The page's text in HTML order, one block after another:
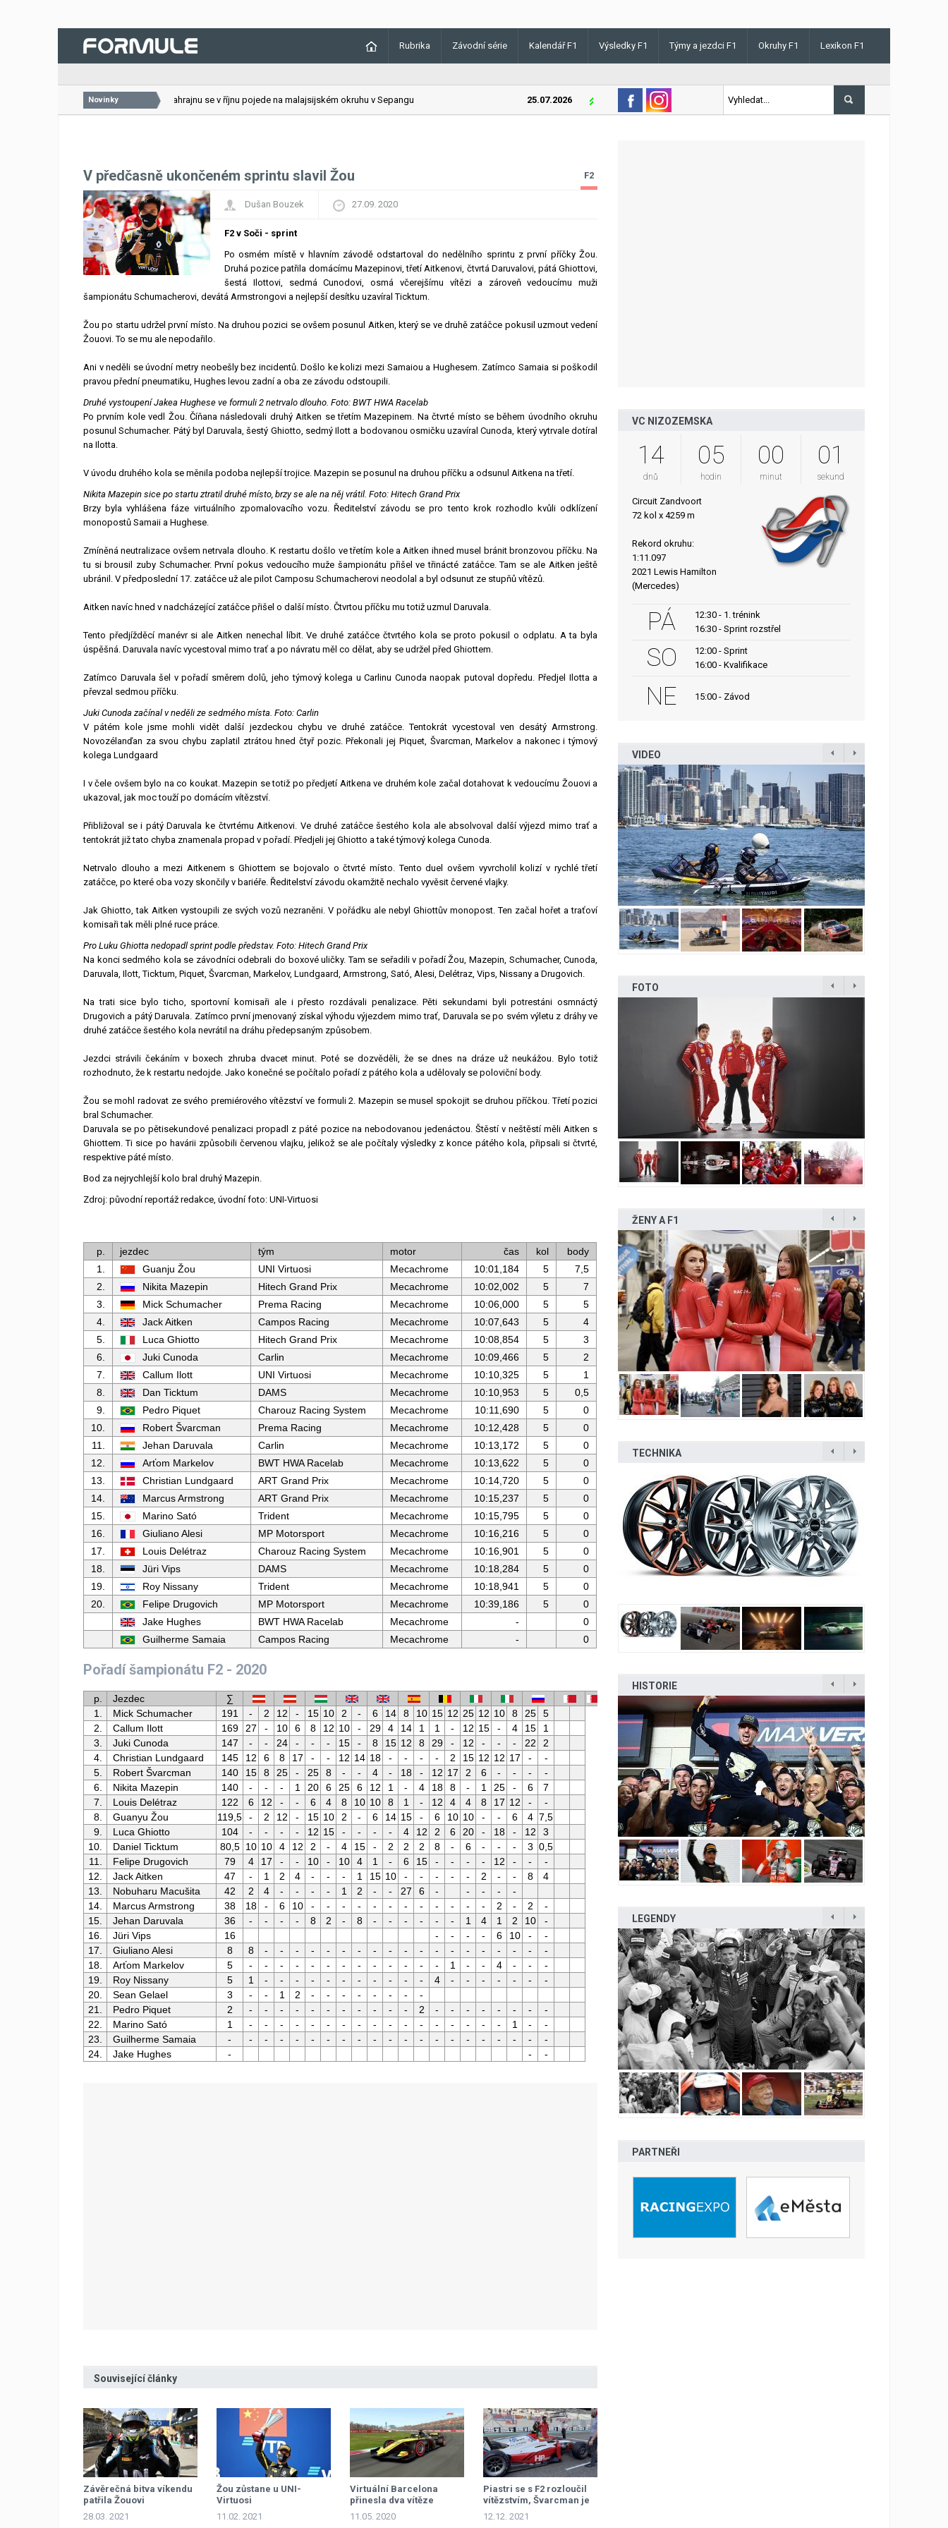
Rubrika Závodní série Kalendář F1 Výsledky F1 Týmy a jezdci F1 Okruhy F1 Lexikon F1
Novinky
26.07.2026 VC Bahrajnu se v říjnu pojede na malajsijském okruhu v Sepangu 25.07.2026 Lando Norris v Maďarsku letos poprvé vyhrál kvalifikaci
V předčasně ukončeném sprintu slavil Žou F2
Dušan Bouzek 27.09. 2020
F2 v Soči - sprint
Po osmém místě v hlavním závodě odstartoval do nedělního sprintu z první příčky Žou.
Druhá pozice patřila domácímu Mazepinovi, třetí Aitkenovi, čtvrtá Daruvalovi, pátá Ghiottovi,
šestá Ilottovi, sedmá Cunodovi, osmá včerejšímu vítězi a zároveň vedoucímu muži
šampionátu Schumacherovi, devátá Armstrongovi a nejlepší desítku uzavíral Ticktum.
Žou po startu udržel první místo. Na druhou pozici se ovšem posunul Aitken, který se ve druhě zatáčce pokusil uzmout vedení
Žouovi. To se mu ale nepodařilo.
Ani v neděli se úvodní metry neobešly bez incidentů. Došlo ke kolizi mezi Samaiou a Hughesem. Zatímco Samaia si poškodil
pravou přední pneumatiku, Hughes levou zadní a oba ze závodu odstoupili.
Druhé vystoupení Jakea Hughese ve formuli 2 netrvalo dlouho. Foto: BWT HWA Racelab
Po prvním kole vedl Žou. Číňana následovali druhý Aitken se třetím Mazepinem. Na čtvrté místo se během úvodního okruhu
posunul Schumacher. Pátý byl Daruvala, šestý Ghiotto, sedmý Ilott a bodovanou osmičku uzavíral Cunoda, který vytrvale dotíral
na Ilotta.
V úvodu druhého kola se měnila podoba nejlepší trojice. Mazepin se posunul na druhou příčku a odsunul Aitkena na třetí.
Nikita Mazepin sice po startu ztratil druhé místo, brzy se ale na něj vrátil. Foto: Hitech Grand Prix
Brzy byla vyhlášena fáze virtuálního zpomalovacího vozu. Ředitelství závodu se pro tento krok rozhodlo kvůli odklízení
monopostů Samaii a Hughese.
Zmíněná neutralizace ovšem netrvala dlouho. K restartu došlo ve třetím kole a Aitken ihned musel bránit bronzovou příčku. Na
tu si brousil zuby Schumacher. První pokus vedoucího muže šampionátu přišel ve třinácté zatáčce. Tam se ale Aitken ještě
ubránil. V předposlední 17. zatáčce už ale pilot Camposu Schumacherovi neodolal a byl odsunut ze stupňů vítězů.
Aitken navíc hned v nadcházející zatáčce přišel o další místo. Čtvrtou příčku mu totiž uzmul Daruvala.
Tento předjížděcí manévr si ale Aitken nenechal líbit. Ve druhé zatáčce čtvrtého kola se proto pokusil o odplatu. A ta byla
úspěšná. Daruvala navíc vycestoval mimo trať a po návratu měl co dělat, aby se udržel před Ghiottem.
Zatímco Daruvala šel v pořadí směrem dolů, jeho týmový kolega u Carlinu Cunoda naopak putoval dopředu. Předjel Ilotta a
převzal sedmou příčku.
Juki Cunoda začínal v neděli ze sedmého místa. Foto: Carlin
V pátém kole jsme mohli vidět další jezdeckou chybu ve druhé zatáčce. Tentokrát vycestoval ven desátý Armstrong.
Novozélanďan za svou chybu zaplatil ztrátou hned čtyř pozic. Překonali jej Piquet, Švarcman, Markelov a nakonec i týmový
kolega Lundgaard
I v čele ovšem bylo na co koukat. Mazepin se totiž po předjetí Aitkena ve druhém kole začal dotahovat k vedoucímu Žouovi a
ukazoval, jak moc touží po domácím vítězství.
Přibližoval se i pátý Daruvala ke čtvrtému Aitkenovi. Ve druhé zatáčce šestého kola ale absolvoval další výjezd mimo trať a
tentokrát již tato chyba znamenala propad v pořadí. Předjeli jej Ghiotto a také týmový kolega Cunoda.
Netrvalo dlouho a mezi Aitkenem s Ghiottem se bojovalo o čtvrté místo. Tento duel ovšem vyvrcholil kolizí v rychlé třetí
zatáčce, po které oba vozy skončily v bariéře. Ředitelství závodu okamžitě nechalo vyvěsit červené vlajky.
Jak Ghiotto, tak Aitken vystoupili ze svých vozů nezraněni. V pořádku ale nebyl Ghiottův monopost. Ten začal hořet a traťoví
komisaři tak měli plné ruce práce.
Pro Luku Ghiotta nedopadl sprint podle představ. Foto: Hitech Grand Prix
Na konci sedmého kola se závodníci odebrali do boxové uličky. Tam se seřadili v pořadí Žou, Mazepin, Schumacher, Cunoda,
Daruvala, Ilott, Ticktum, Piquet, Švarcman, Markelov, Lundgaard, Armstrong, Sató, Alesi, Delétraz, Vips, Nissany a Drugovich.
Na trati sice bylo ticho, sportovní komisaři ale i přesto rozdávali penalizace. Pěti sekundami byli potrestáni osmnáctý
Drugovich a pátý Daruvala. Zatímco první jmenovaný získal výhodu výjezdem mimo trať, Daruvala se po svém výletu z dráhy ve
druhé zatáčce šestého kola nevrátil na dráhu předepsaným způsobem.
Jezdci strávili čekáním v boxech zhruba dvacet minut. Poté se dozvěděli, že se dnes na dráze už neukážou. Bylo totiž
rozhodnuto, že k restartu nedojde. Jako konečné se počítalo pořadí z pátého kola a udělovaly se poloviční body.
Žou se mohl radovat ze svého premiérového vítězství ve formuli 2. Mazepin se musel spokojit se druhou příčkou. Třetí pozici
bral Schumacher.
Daruvala se po pětisekundové penalizaci propadl z páté pozice na nebodovanou jedenáctou. Štěstí v neštěstí měli Aitken s
Ghiottem. Ti sice po havárii způsobili červenou vlajku, jelikož se ale počítaly výsledky z konce pátého kola, připsali si čtvrté,
respektive páté místo.
Bod za nejrychlejší kolo bral druhý Mazepin.
Zdroj: původní reportáž redakce, úvodní foto: UNI-Virtuosi
p. jezdec tým motor čas kol
body
1.
Guanju Žou UNI Virtuosi Mecachrome 10:01,184 5
7,5
2.
Nikita Mazepin Hitech Grand Prix Mecachrome 10:02,002 5
7
3.
Mick Schumacher Prema Racing Mecachrome 10:06,000 5
5
4.
Jack Aitken Campos Racing Mecachrome 10:07,643 5
4
5.
Luca Ghiotto Hitech Grand Prix Mecachrome 10:08,854 5
3
6.
Juki Cunoda Carlin Mecachrome 10:09,466 5
2
7.
Callum Ilott UNI Virtuosi Mecachrome 10:10,325 5
1
8.
Dan Ticktum DAMS Mecachrome 10:10,953 5
0,5
9.
Pedro Piquet Charouz Racing System Mecachrome 10:11,690 5
0
10.
Robert Švarcman Prema Racing Mecachrome 10:12,428 5
0
11.
Jehan Daruvala Carlin Mecachrome 10:13,172 5
0
12.
Arťom Markelov BWT HWA Racelab Mecachrome 10:13,622 5
0
13.
Christian Lundgaard ART Grand Prix Mecachrome 10:14,720 5
0
14.
Marcus Armstrong ART Grand Prix Mecachrome 10:15,237 5
0
15.
Marino Sató Trident Mecachrome 10:15,795 5
0
16.
Giuliano Alesi MP Motorsport Mecachrome 10:16,216 5
0
17.
Louis Delétraz Charouz Racing System Mecachrome 10:16,901 5
0
18.
Jüri Vips DAMS Mecachrome 10:18,284 5
0
19.
Roy Nissany Trident Mecachrome 10:18,941 5
0
20.
Felipe Drugovich MP Motorsport Mecachrome 10:39,186 5
0
Jake Hughes
BWT HWA Racelab Mecachrome -
0
Guilherme Samaia
Campos Racing Mecachrome - 0
Pořadí šampionátu F2 - 2020
p. Jezdec
∑
1.
Mick Schumacher 191 - 2 12 - 15 10 2 - 6 14 8 10 15 12 25 12 10 8 25
5
2.
Callum Ilott 169 27 - 10 6 8 12 10 - 29 4 14 1 1 - 12 15 - 4 15
1
3.
Juki Cunoda 147 - - 24 - - - 15 - 8 15 12 8 29 - 12 - - - 22
2
4.
Christian Lundgaard 145 12 6 8 17 - - 12 14 18 - - - - 2 15 12 12 17 -
-
5.
Robert Švarcman 140 15 8 25 - 25 8 - - 4 - 18 - 12 17 2 6 - - -
-
6.
Nikita Mazepin 140 - - - 1 20 6 25 6 12 1 - 4 18 8 - 1 25 - 6
7
7.
Louis Delétraz 122 6 12 - - 6 4 8 10 10 8 1 - 12 4 4 8 17 12 -
-
8.
Guanyu Žou 119,5 - 2 12 - 15 10 2 - 6 14 15 - 6 10 10 - - 6 4 7,5
9.
Luca Ghiotto 104 - - - - 12 15 - - - - 4 12 2 6 20 - 18 - 12
3
10.
Daniel Ticktum 80,5 10 10 4 12 2 - 4 15 - 2 2 2 8 - 6 - - - 3 0,5
11.
Felipe Drugovich 79 4 17 - - 10 - 10 4 1 - 6 15 - - - - 12 - -
-
12.
Jack Aitken 47 - 1 2 4 - - - 1 15 10 - - - - - 2 - - 8
4
13.
Nobuharu Macušita 42 2 4 - - - - 1 2 - - 27 6 - - - -
-
14.
Marcus Armstrong 38 18 - 6 10 - - - - - - - - - - - - 2 - 2
-
15.
Jehan Daruvala 36 - - - - 8 2 - 8 - - - - - - 1 4 1 2 10
-
16.
Jüri Vips 16 - - - - 6 10 -
-
17.
Giuliano Alesi 8 8 - - - - - - - - - - - - - - - - - -
-
18.
Arťom Markelov 5 - - - - - - - - - - - - - 1 - - 4 - -
-
19.
Roy Nissany 5 1 - - - - - - - - - - - 4 - - - - - -
-
20.
Sean Gelael 3 - - 1 2 - - - - - - -
-
21.
Pedro Piquet 2 - - - - - - - - - - - 2 - - - - - - -
-
22.
Marino Sató 1 - - - - - - - - - - - - - - - - - 1 -
-
23.
Guilherme Samaia - - - - - - - - - - - - - - - - - - - -
-
24.
Jake Hughes - - -
Související články
Závěrečná bitva víkendu
patřila Žouovi
28.03. 2021
Žou zůstane u UNI-
Virtuosi
11.02. 2021
Virtuální Barcelona
přinesla dva vítěze
11.05. 2020
Piastri se s F2 rozloučil
vítězstvím, Švarcman je
vicemistrem
12.12. 2021
VC NIZOZEMSKA
14
dnů
05
hodin
00
minut
00
sekund
Circuit Zandvoort
72 kol x 4259 m
Rekord okruhu:
1:11.097
2021 Lewis Hamilton
(Mercedes)
PÁ
12:30 - 1. trénink
16:30 - Sprint rozstřel
SO
12:00 - Sprint
16:00 - Kvalifikace
NE 15:00 - Závod
VIDEO
FOTO
ŽENY A F1
TECHNIKA
HISTORIE
LEGENDY
PARTNEŘI